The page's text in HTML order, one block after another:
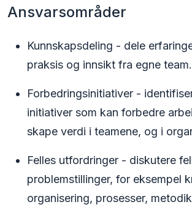
Ansvarsområder
Kunnskapsdeling - dele
praksis og innsikt fra egne team.
Forbedringsinitiativer -
initiativer som kan forbedre
skape verdi i teamene, og i
Felles utfordringer - diskutere
problemstillinger, for eksempel
organisering, prosesser,